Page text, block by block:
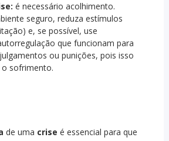
é necessário acolhimento.
seguro, reduza estímulos
e, se possível, use
que funcionam para
ou punições, pois isso
sofrimento.
de uma crise é essencial para que